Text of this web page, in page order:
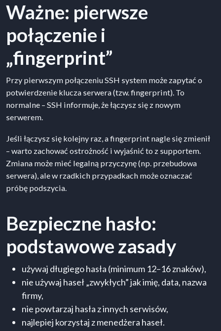
Ważne: pierwsze
połączenie i
„fingerprint”
Przy pierwszym połączeniu SSH system może zapytać o
potwierdzenie klucza serwera (tzw. fingerprint). To
normalne – SSH informuje, że łączysz się z nowym
serwerem.
Jeśli łączysz się kolejny raz, a fingerprint nagle się zmienił
– warto zachować ostrożność i wyjaśnić to z supportem.
Zmiana może mieć legalną przyczynę (np. przebudowa
serwera), ale w rzadkich przypadkach może oznaczać
próbę podszycia.
Bezpieczne hasło:
podstawowe zasady
używaj długiego hasła (minimum 12–16 znaków),
nie używaj haseł „zwykłych” jak imię, data, nazwa
firmy,
nie powtarzaj hasła z innych serwisów,
najlepiej korzystaj z menedżera haseł.